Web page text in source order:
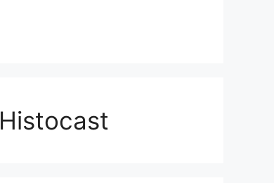
Histocast